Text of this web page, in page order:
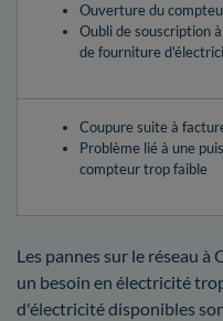
Ouverture du
Oubli de souscription
de fourniture
Coupure suite à
Problème lié à une
compteur trop faible
Les pannes sur le réseau
un besoin en électricité
d'électricité disponibles